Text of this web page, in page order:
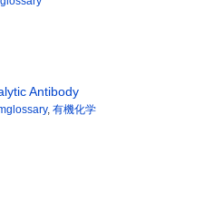
Antibody
, 有機化学